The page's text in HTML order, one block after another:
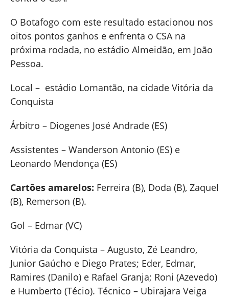
O Botafogo com este resultado estacionou nos
oitos pontos ganhos e enfrenta o CSA na
próxima rodada, no estádio Almeidão, em João
Pessoa.
Local – estádio Lomantão, na cidade Vitória da
Conquista
Árbitro – Diogenes José Andrade (ES)
Assistentes – Wanderson Antonio (ES) e
Leonardo Mendonça (ES)
Cartões amarelos: Ferreira (B), Doda (B), Zaquel
(B), Remerson (B).
Gol – Edmar (VC)
Vitória da Conquista – Augusto, Zé Leandro,
Junior Gaúcho e Diego Prates; Eder, Edmar,
Ramires (Danilo) e Rafael Granja; Roni (Azevedo)
e Humberto (Técio). Técnico – Ubirajara Veiga